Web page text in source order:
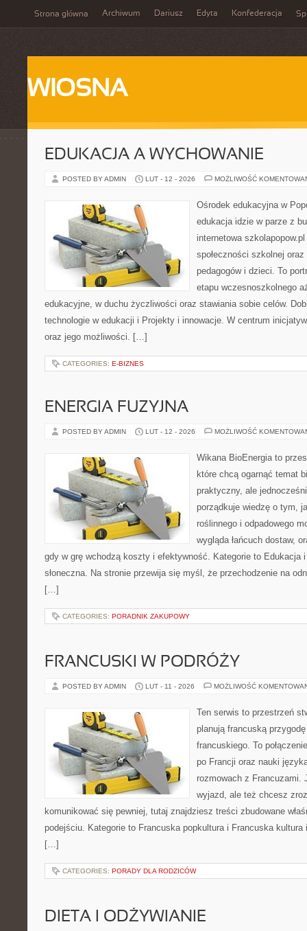
Strona główna Archiwum Dariusz Edyta Konfederacja
WIOSNA
EDUKACJA A WYCHOWANIE
POSTED BY ADMIN LUT - 12 - 2026 MOŻLIWOŚĆ
Ośrodek edukacyjna w
edukacja idzie w parze z
internetowa
społeczności szkolnej
pedagogów i dzieci. To
etapu wczesnoszkolnego
edukacyjne, w duchu życzliwości oraz stawiania sobie celów.
technologie w edukacji i Projekty i innowacje. W centrum
oraz jego możliwości. […]
CATEGORIES: E-BIZNES
ENERGIA FUZYJNA
POSTED BY ADMIN LUT - 12 - 2026 MOŻLIWOŚĆ
Wikana BioEnergia to
które chcą ogarnąć temat
praktyczny, ale
porządkuje wiedzę o tym,
roślinnego i odpadowego
wygląda łańcuch dostaw,
gdy w grę wchodzą koszty i efektywność. Kategorie to Edukacja
słoneczna. Na stronie przewija się myśl, że przechodzenie na
[…]
CATEGORIES: PORADNIK ZAKUPOWY
FRANCUSKI W PODRÓŻY
POSTED BY ADMIN LUT - 11 - 2026 MOŻLIWOŚĆ
Ten serwis to przestrzeń
planują francuską
francuskiego. To
po Francji oraz nauki
rozmowach z Francuzami.
wyjazd, ale też chcesz
komunikować się pewniej, tutaj znajdziesz treści zbudowane
podejściu. Kategorie to Francuska popkultura i Francuska
[…]
CATEGORIES: PORADY DLA RODZICÓW
DIETA I ODŻYWIANIE